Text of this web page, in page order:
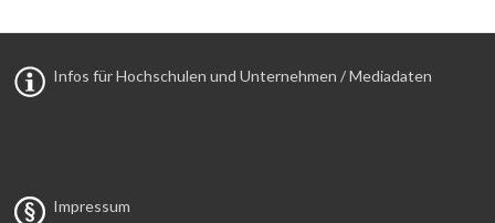
Infos für Hochschulen und Unternehmen / Mediadaten
Impressum